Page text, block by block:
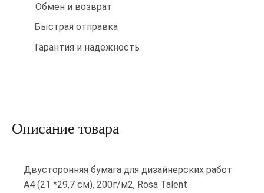
Обмен и возврат
Быстрая отправка
Гарантия и надежность
Описание товара
Двусторонняя бумага для дизайнерских работ
А4 (21 *29,7 см), 200г/м2, Rosa Talent